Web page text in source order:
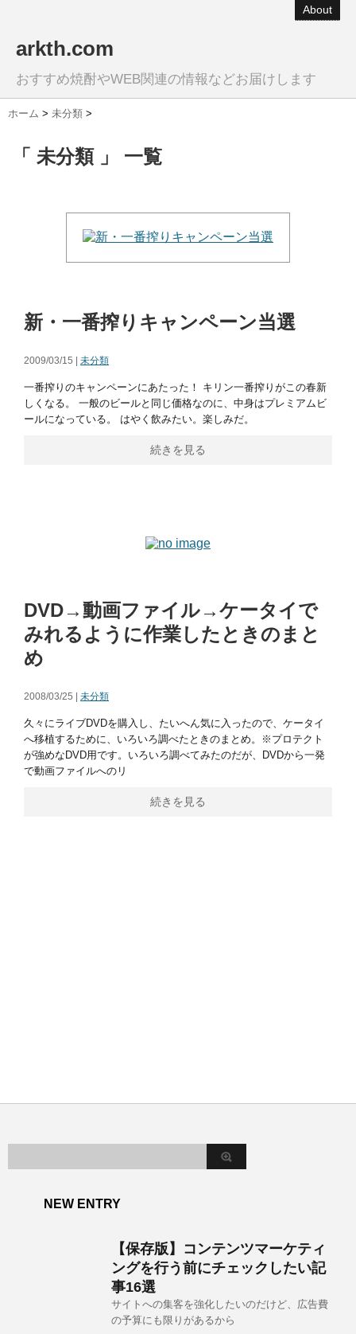
About
arkth.com
おすすめ焼酎やWEB関連の情報などお届けします
ホーム > 未分類 >
「 未分類 」 一覧
新・一番搾りキャンペーン当選
2009/03/15 | 未分類
一番搾りのキャンペーンにあたった！ キリン一番搾りがこの春新
しくなる。 一般のビールと同じ価格なのに、中身はプレミアムビ
ールになっている。 はやく飲みたい。楽しみだ。
続きを見る
DVD→動画ファイル→ケータイで
みれるように作業したときのまと
め
2008/03/25 | 未分類
久々にライブDVDを購入し、たいへん気に入ったので、ケータイ
へ移植するために、いろいろ調べたときのまとめ。※プロテクト
が強めなDVD用です。いろいろ調べてみたのだが、DVDから一発
で動画ファイルへのリ
続きを見る
NEW ENTRY
【保存版】コンテンツマーケティ
ングを行う前にチェックしたい記
事16選
サイトへの集客を強化したいのだけど、広告費
の予算にも限りがあるから